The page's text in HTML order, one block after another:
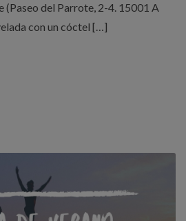
del Parrote, 2-4. 15001 A
con un cóctel […]